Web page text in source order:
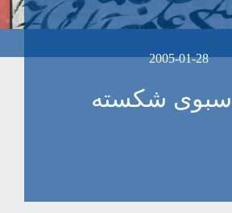
2005-01-28
سبوی شکسته